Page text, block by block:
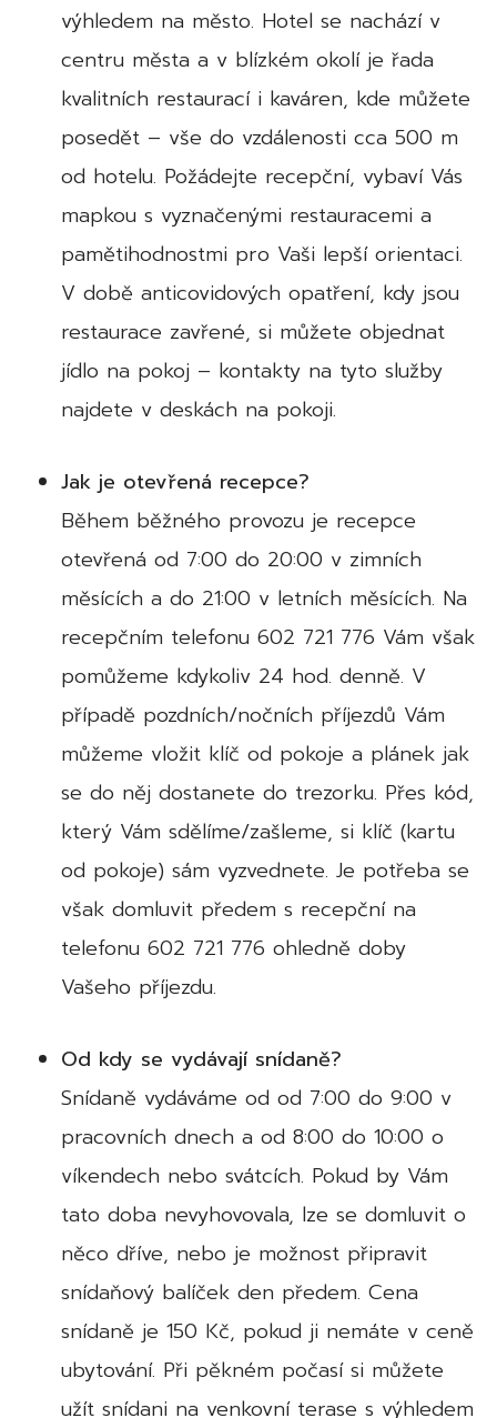
výhledem na město. Hotel se nachází v
centru města a v blízkém okolí je řada
kvalitních restaurací i kaváren, kde můžete
posedět – vše do vzdálenosti cca 500 m
od hotelu. Požádejte recepční, vybaví Vás
mapkou s vyznačenými restauracemi a
pamětihodnostmi pro Vaši lepší orientaci.
V době anticovidových opatření, kdy jsou
restaurace zavřené, si můžete objednat
jídlo na pokoj – kontakty na tyto služby
najdete v deskách na pokoji.
Jak je otevřená recepce?
Během běžného provozu je recepce
otevřená od 7:00 do 20:00 v zimních
měsících a do 21:00 v letních měsících. Na
recepčním telefonu 602 721 776 Vám však
pomůžeme kdykoliv 24 hod. denně. V
případě pozdních/nočních příjezdů Vám
můžeme vložit klíč od pokoje a plánek jak
se do něj dostanete do trezorku. Přes kód,
který Vám sdělíme/zašleme, si klíč (kartu
od pokoje) sám vyzvednete. Je potřeba se
však domluvit předem s recepční na
telefonu 602 721 776 ohledně doby
Vašeho příjezdu.
Od kdy se vydávají snídaně?
Snídaně vydáváme od od 7:00 do 9:00 v
pracovních dnech a od 8:00 do 10:00 o
víkendech nebo svátcích. Pokud by Vám
tato doba nevyhovovala, lze se domluvit o
něco dříve, nebo je možnost připravit
snídaňový balíček den předem. Cena
snídaně je 150 Kč, pokud ji nemáte v ceně
ubytování. Při pěkném počasí si můžete
užít snídani na venkovní terase s výhledem